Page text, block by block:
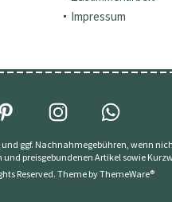
Impressum
und ggf. Nachnahmegebühren, wenn
preisgebundenen Artikel sowie
Reserved. Theme byThemeWare®